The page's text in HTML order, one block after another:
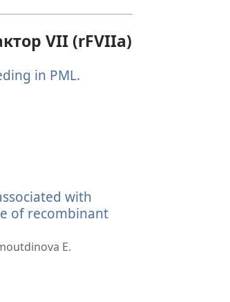
VII (rFVIIa)
in PML.
with
of recombinant
E.